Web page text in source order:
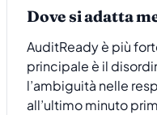
Dove si adatta
AuditReady è più
principale è il
l’ambiguità nelle
all’ultimo minuto